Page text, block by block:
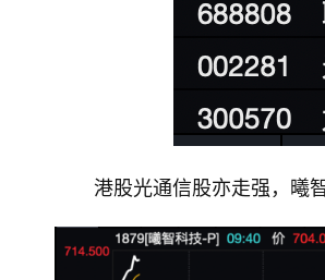
港股光通信股亦走强，曦